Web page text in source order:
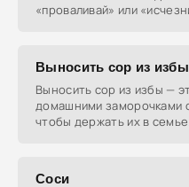
«проваливай» или
Выносить сор из избы
Выносить сор из избы —
домашними заморочками
чтобы держать их в
Соси